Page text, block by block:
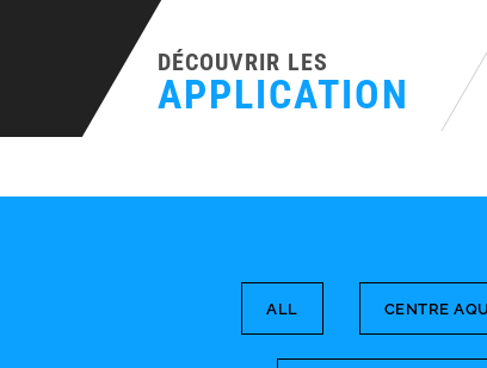
DÉCOUVRIR LES
APPLICATIONS
ALL CENTRE